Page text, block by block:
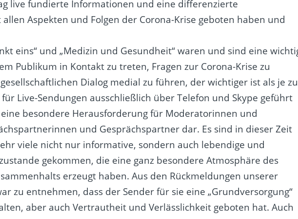
live fundierte Informationen und eine differenzierte
Aspekten und Folgen der Corona-Krise geboten haben und
eins“ und „Medizin und Gesundheit“ waren und sind eine
Publikum in Kontakt zu treten, Fragen zur Corona-Krise zu
Dialog medial zu führen, der wichtiger ist als je zu
Live-Sendungen ausschließlich über Telefon und Skype geführt
besondere Herausforderung für Moderatorinnen und
und Gesprächspartner dar. Es sind in dieser Zeit
viele nicht nur informative, sondern auch lebendige und
gekommen, die eine ganz besondere Atmosphäre des
erzeugt haben. Aus den Rückmeldungen unserer
zu entnehmen, dass der Sender für sie eine „Grundversorgung“
aber auch Vertrautheit und Verlässlichkeit geboten hat. Auch